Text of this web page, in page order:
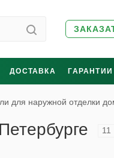
ДОСТАВКА ГАРАНТИИ
для наружной отделки
11